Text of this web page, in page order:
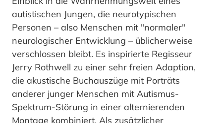
autistischen Jungen, die neurotypischen
Personen – also Menschen mit "normaler"
neurologischer Entwicklung – üblicherweise
verschlossen bleibt. Es inspirierte Regisseur
Jerry Rothwell zu einer sehr freien Adaption,
die akustische Buchauszüge mit Porträts
anderer junger Menschen mit Autismus-
Spektrum-Störung in einer alternierenden
Montage kombiniert. Als zusätzlicher